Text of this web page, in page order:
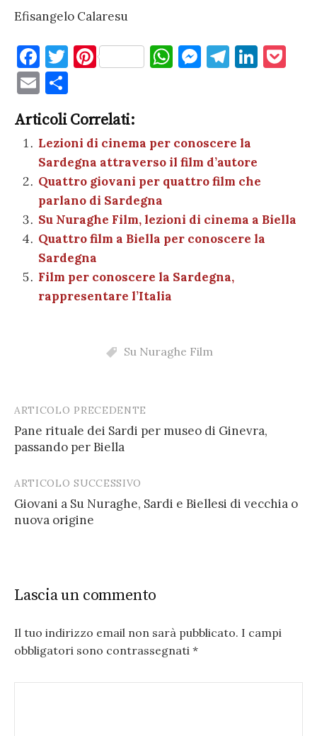
Efisangelo Calaresu
F
a
c
e
b
o
o
k
T
te
r
Pi
es
t
W
A
p
p
M
g
er
T
a
m
Li
E
m
ai
l
n
di
vi
di
Articoli Correlati:
Lezioni di cinema per conoscere la
Sardegna attraverso il film d’autore
Quattro giovani per quattro film che
parlano di Sardegna
Su Nuraghe Film, lezioni di cinema a Biella
Quattro film a Biella per conoscere la
Sardegna
Film per conoscere la Sardegna,
rappresentare l’Italia
Su Nuraghe Film
Post
navigation
ARTICOLO PRECEDENTE
Pane rituale dei Sardi per museo di Ginevra,
passando per Biella
ARTICOLO SUCCESSIVO
Giovani a Su Nuraghe, Sardi e Biellesi di vecchia o
nuova origine
Lascia un commento
Il tuo indirizzo email non sarà pubblicato. I campi
obbligatori sono contrassegnati *